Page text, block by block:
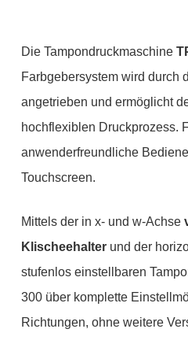
Die Tampondruckmaschine
Farbgebersystem wird durch
angetrieben und ermöglicht
hochflexiblen Druckprozess.
anwenderfreundliche
Touchscreen.
Mittels der in x- und w-Achse
Klischeehalterund der
stufenlos einstellbaren
300 über komplette
Richtungen, ohne weitere